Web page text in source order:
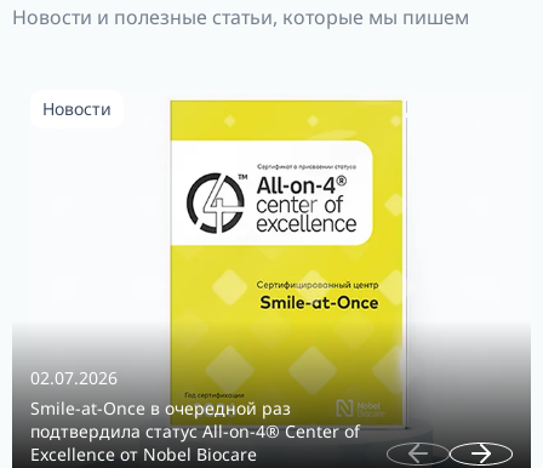
Новости и полезные статьи, которые мы пишем
Новости
02.07.2026
Smile-at-Once в очередной раз
подтвердила статус All-on-4® Center of
Excellence от Nobel Biocare